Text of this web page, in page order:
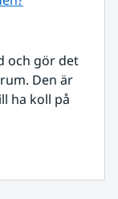
och gör det
Den är
ha koll på